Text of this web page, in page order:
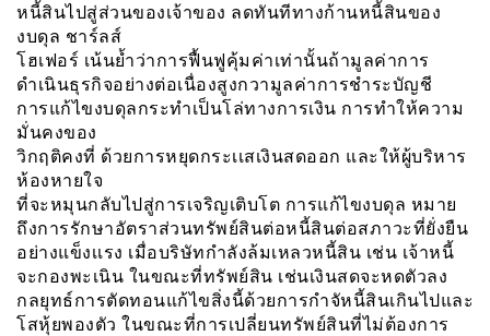
หนี้สินไปสู่ส่วนของเจ้าของ ลดทันทีทางก้านหนี้สินของ
งบดุล ชาร์ลส์
โฮเฟอร์ เน้นย้ำว่าการฟื้นฟูคุ้มค่าเท่านั้นถ้ามูลค่าการ
ดำเนินธุรกิจอย่างต่อเนื่องสูงกวามูลค่าการชำระบัญชี
การแก้ไขงบดุลกระทำเป็นโล่ทางการเงิน การทำให้ความ
มั่นคงของ
วิกฤติคงที่ ด้วยการหยุดกระเเสเงินสดออก และให้ผู้บริหาร
ห้องหายใจ
ที่จะหมุนกลับไปสู่การเจริญเติบโต การแก้ไขงบดุล หมาย
ถึงการรักษาอัตราส่วนทรัพย์สินต่อหนี้สินต่อสภาวะที่ยั่งยืน
อย่างแข็งเเรง เมื่อบริษัทกำลังล้มเหลวหนี้สิน เช่น เจ้าหนี้
จะกองพะเนิน ในขณะที่ทรัพย์สิน เช่นเงินสดจะหดตัวลง
กลยุทธ์การตัดทอนแก้ไขสิ่งนี้ด้วยการกำจัหนี้สินเกินไปและ
โสหุ้ยพองตัว ในขณะที่การเปลี่ยนทรัพย์สินที่ไม่ต้องการ